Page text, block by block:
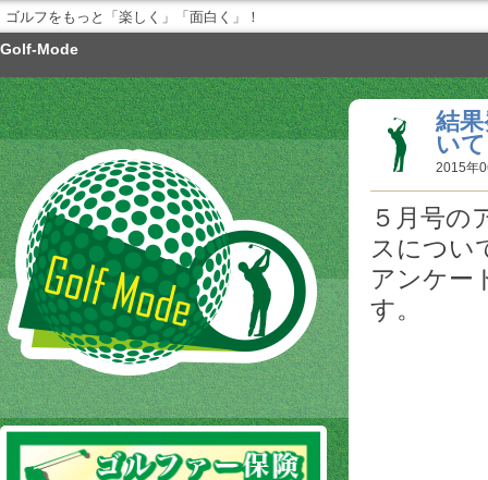
ゴルフをもっと「楽しく」「面白く」！
Golf-Mode
結
い
2015年
５月号の
スについ
アンケー
す。